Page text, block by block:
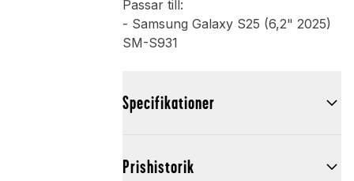
Passar till:
- Samsung Galaxy S25 (6,2" 2025)
SM-S931
Specifikationer
Prishistorik